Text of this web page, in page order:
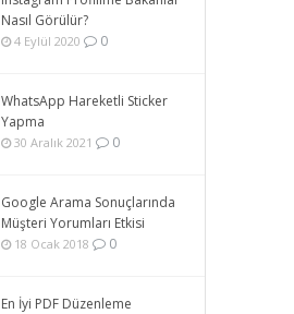
Nasıl Görülür?
4 Eylül 2020 0
WhatsApp Hareketli Sticker
Yapma
30 Aralık 2021 0
Google Arama Sonuçlarında
Müşteri Yorumları Etkisi
18 Ocak 2018 0
En İyi PDF Düzenleme